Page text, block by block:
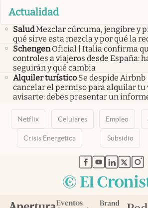
Actualidad
SaludMezclar cúrcuma, jengibre y
qué sirve esta mezcla y por qué la
Schengen Oficial | Italia confirma
controles a viajeros desde España:
seguirán y qué cambia
Alquiler turístico Se despide
cancelar el permiso para alquilar tu
avisarte: debes presentar un
Netflix Celulares Empleo
Crisis Energetica Subsidio
abre en nueva
abre enabre en
abre